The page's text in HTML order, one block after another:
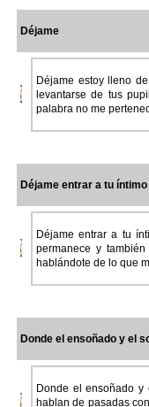
Déjame
Déjame estoy lleno
levantarse de tus
palabra no me
Déjame entrar a tu
Déjame entrar a tu
permanece y
hablándote de lo que
Donde el ensoñado y el
Donde el ensoñado
hablan de pasadas